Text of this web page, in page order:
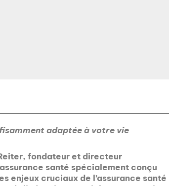
adaptée à votre vie
fondateur et directeur
santé spécialement conçu
enjeux cruciaux de l’assurance santé